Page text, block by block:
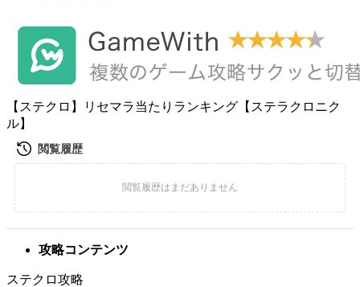
【ステクロ】リセマラ当たりランキング【ステラクロニク
ル】
攻略コンテンツ
ステクロ攻略